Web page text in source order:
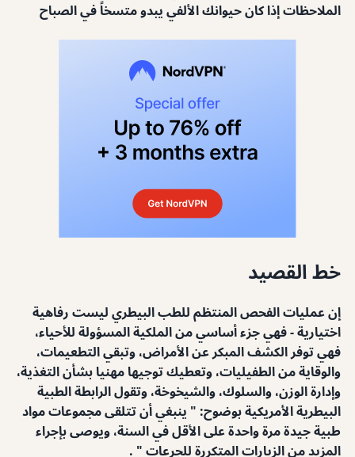
الملاحظات إذا كان حيوانك الألفي يبدو متسخاً في الصباح
خط القصيد
إن عمليات الفحص المنتظم للطب البيطري ليست رفاهية
اختيارية - فهي جزء أساسي من الملكية المسؤولة للأحياء،
فهي توفر الكشف المبكر عن الأمراض، وتبقي التطعيمات،
والوقاية من الطفيليات، وتعطيك توجيها مهنيا بشأن التغذية،
وإدارة الوزن، والسلوك، والشيخوخة، وتقول الرابطة الطبية
البيطرية الأمريكية بوضوح: " ينبغي أن تتلقى مجموعات مواد
طبية جيدة مرة واحدة على الأقل في السنة، ويوصى بإجراء
المزيد من الزيارات المتكررة للجرعات " .